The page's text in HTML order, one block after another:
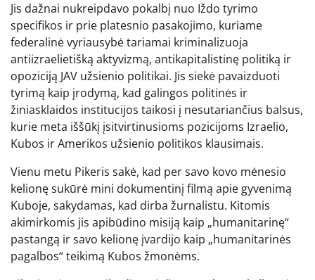
Jis dažnai nukreipdavo pokalbį nuo Iždo tyrimo
specifikos ir prie platesnio pasakojimo, kuriame
federalinė vyriausybė tariamai kriminalizuoja
antiizraelietišką aktyvizmą, antikapitalistinę politiką ir
opoziciją JAV užsienio politikai. Jis siekė pavaizduoti
tyrimą kaip įrodymą, kad galingos politinės ir
žiniasklaidos institucijos taikosi į nesutariančius balsus,
kurie meta iššūkį įsitvirtinusioms pozicijoms Izraelio,
Kubos ir Amerikos užsienio politikos klausimais.
Vienu metu Pikeris sakė, kad per savo kovo mėnesio
kelionę sukūrė mini dokumentinį filmą apie gyvenimą
Kuboje, sakydamas, kad dirba žurnalistu. Kitomis
akimirkomis jis apibūdino misiją kaip „humanitarinę“
pastangą ir savo kelionę įvardijo kaip „humanitarinės
pagalbos“ teikimą Kubos žmonėms.